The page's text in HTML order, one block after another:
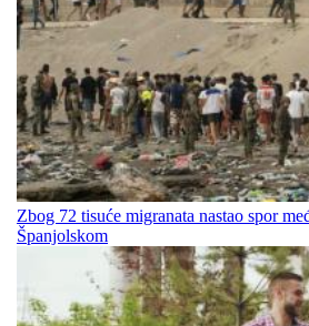
Zbog 72 tisuće migranata nastao spor
Španjolskom